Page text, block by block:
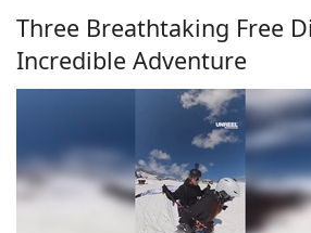
Three Breathtaking Free
Incredible Adventure